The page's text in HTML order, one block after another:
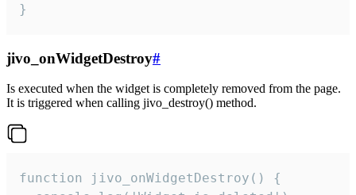
}
jivo_onWidgetDestroy#
Is executed when the widget is completely removed from the page.
It is triggered when calling jivo_destroy() method.
function jivo_onWidgetDestroy() {